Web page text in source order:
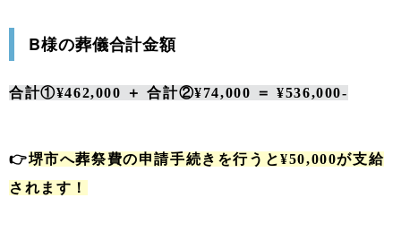
B様の葬儀合計金額
合計①¥462,000 ＋ 合計②¥74,000 ＝ ¥536,000-
👉堺市へ葬祭費の申請手続きを行うと¥50,000が支給
されます！